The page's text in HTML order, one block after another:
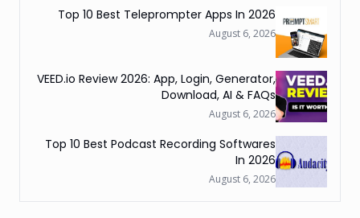
Top 10 Best Teleprompter Apps In 2026
August 6, 2026
VEED.io Review 2026: App, Login, Generator,
Download, AI & FAQs
August 6, 2026
Top 10 Best Podcast Recording Softwares
In 2026
August 6, 2026